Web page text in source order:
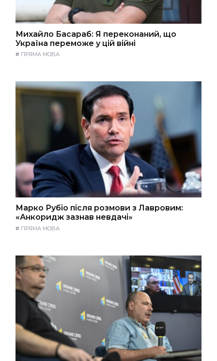
Михайло Басараб: Я переконаний, що
Україна переможе у цій війні
# ПРЯМА МОВА
Марко Рубіо після розмови з Лавровим:
«Анкоридж зазнав невдачі»
# ПРЯМА МОВА